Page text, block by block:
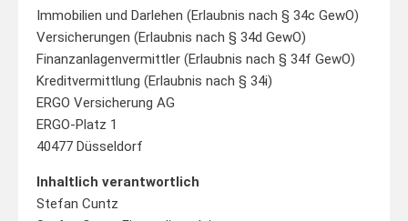
Immobilien und Darlehen (Erlaubnis nach § 34c GewO)
Versicherungen (Erlaubnis nach § 34d GewO)
Finanzanlagenvermittler (Erlaubnis nach § 34f GewO)
Kreditvermittlung (Erlaubnis nach § 34i)
ERGO Versicherung AG
ERGO-Platz 1
40477 Düsseldorf
Inhaltlich verantwortlich
Stefan Cuntz